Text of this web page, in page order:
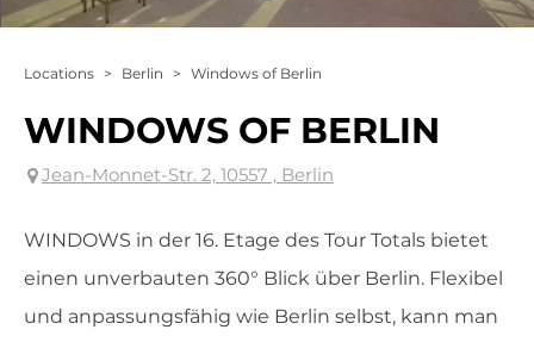
Locations > Berlin > Windows of Berlin
WINDOWS OF BERLIN
Jean-Monnet-Str. 2, 10557 , Berlin
WINDOWS in der 16. Etage des Tour Totals bietet
einen unverbauten 360° Blick über Berlin. Flexibel
und anpassungsfähig wie Berlin selbst, kann man